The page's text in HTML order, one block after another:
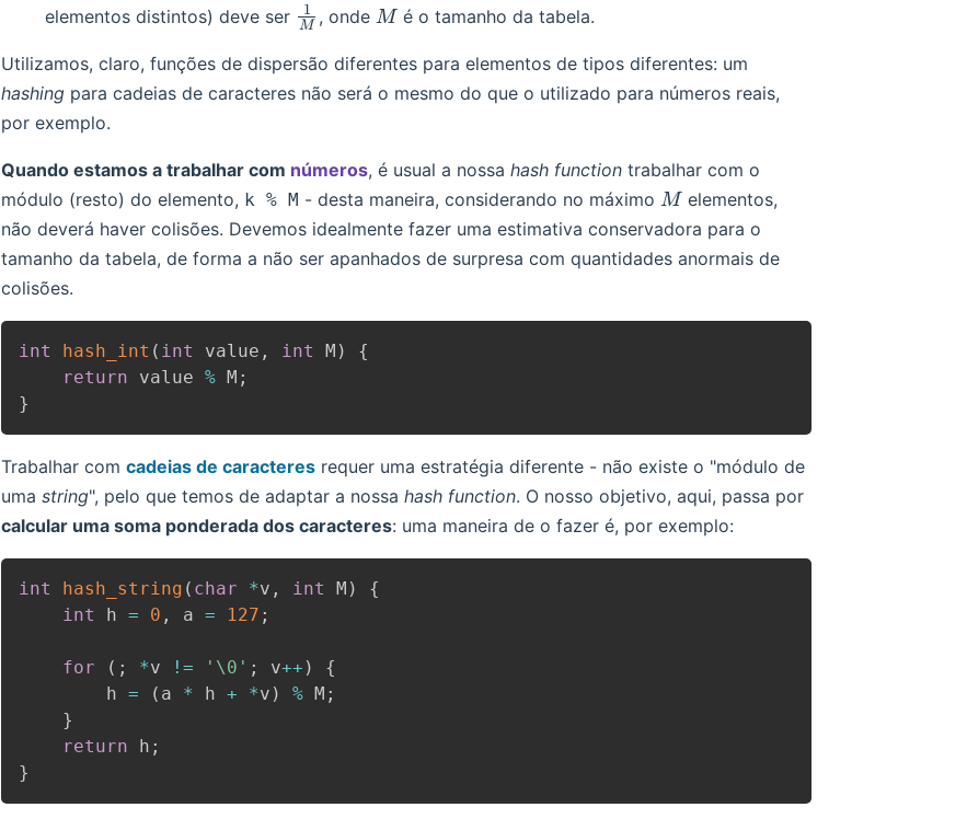
elementos distintos) deve ser \frac{1}
M
1 , onde M
Mé o tamanho da tabela.
Utilizamos, claro, funções de dispersão diferentes para elementos de tipos diferentes: um
hashing para cadeias de caracteres não será o mesmo do que o utilizado para números reais,
por exemplo.
Quando estamos a trabalhar com números, é usual a nossa hash function trabalhar com o
módulo (resto) do elemento, k % M - desta maneira, considerando no máximo M
M elementos,
não deverá haver colisões. Devemos idealmente fazer uma estimativa conservadora para o
tamanho da tabela, de forma a não ser apanhados de surpresa com quantidades anormais de
colisões.
int hash_int ( int value , int M )
{
return value % M ;
}
Trabalhar com cadeias de caracteres requer uma estratégia diferente - não existe o "módulo de
uma string", pelo que temos de adaptar a nossa hash function. O nosso objetivo, aqui, passa por
calcular uma soma ponderada dos caracteres: uma maneira de o fazer é, por exemplo:
int hash_string ( char *v , int M )
{
int
h = 0 , a = 127 ;
for ( ; *v != '\0' ; v++ )
{
        h
= ( a * h + *v ) % M ;
}
return h ;
}